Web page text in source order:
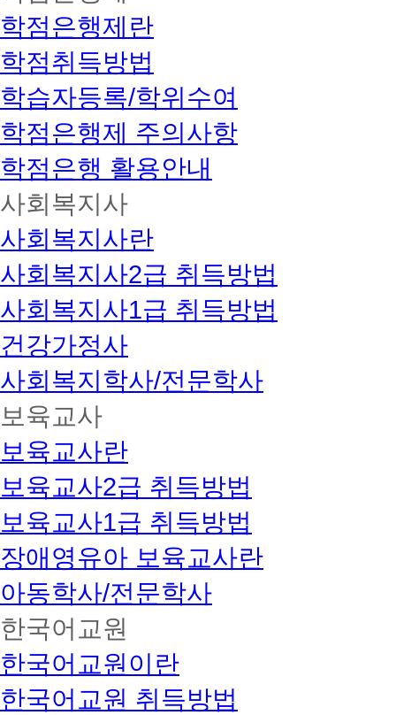
학점은행제란
학점취득방법
학습자등록/학위수여
학점은행제 주의사항
학점은행 활용안내
사회복지사
사회복지사란
사회복지사2급 취득방법
사회복지사1급 취득방법
건강가정사
사회복지학사/전문학사
보육교사
보육교사란
보육교사2급 취득방법
보육교사1급 취득방법
장애영유아 보육교사란
아동학사/전문학사
한국어교원
한국어교원이란
한국어교원 취득방법